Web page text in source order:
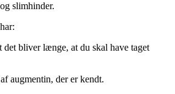
slimhinder.
bliver længe, at du skal have taget
augmentin, der er kendt.